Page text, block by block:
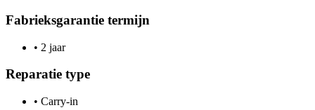
Fabrieksgarantie termijn
• 2 jaar
Reparatie type
• Carry-in